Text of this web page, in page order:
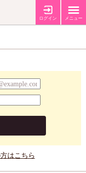
ログイン メニュー
はこちら